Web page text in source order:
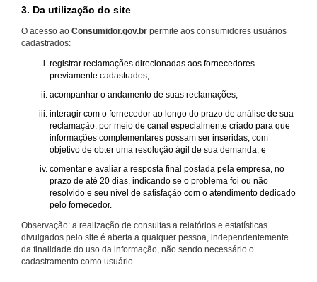
3. Da utilização do site
O acesso ao Consumidor.gov.br permite aos consumidores usuários
cadastrados:
registrar reclamações direcionadas aos fornecedores
previamente cadastrados;
acompanhar o andamento de suas reclamações;
interagir com o fornecedor ao longo do prazo de análise de sua
reclamação, por meio de canal especialmente criado para que
informações complementares possam ser inseridas, com
objetivo de obter uma resolução ágil de sua demanda; e
comentar e avaliar a resposta final postada pela empresa, no
prazo de até 20 dias, indicando se o problema foi ou não
resolvido e seu nível de satisfação com o atendimento dedicado
pelo fornecedor.
Observação: a realização de consultas a relatórios e estatísticas
divulgados pelo site é aberta a qualquer pessoa, independentemente
da finalidade do uso da informação, não sendo necessário o
cadastramento como usuário.